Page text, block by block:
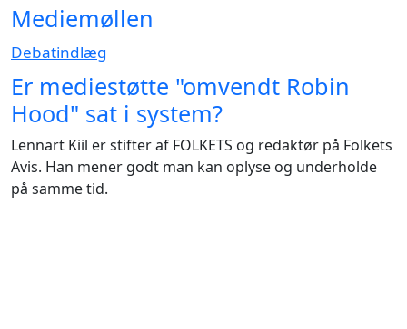
Mediemøllen
Debatindlæg
Er mediestøtte "omvendt Robin
Hood" sat i system?
Lennart Kiil er stifter af FOLKETS og redaktør på Folkets
Avis. Han mener godt man kan oplyse og underholde
på samme tid.